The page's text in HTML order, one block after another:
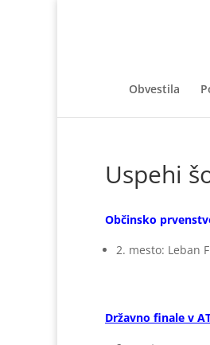
Obvestila
Uspehi
Občinsko
2. mesto: Leban
Državno finale v